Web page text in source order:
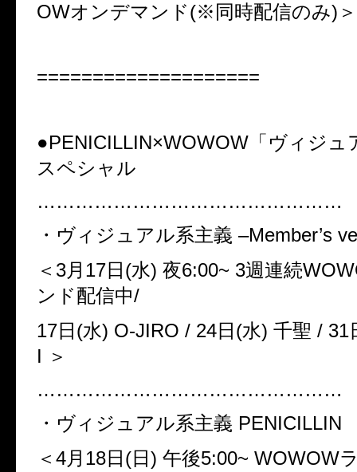
OWオンデマンド(※ 同時配信のみ)＞
====================
●PENICILLIN×WOWOW 「ヴィジ
スペシャル
…………………………………………
・ヴィジュアル系主義 –Member’s
＜3月 17日 (水) 夜6:00~ 3週連続
ンド配信中/
17日 (水) O-JIRO / 24日 (水) 千聖 / 31
I ＞
…………………………………………
・ヴィジュアル系主義 PENICILLIN
＜4月 18日 (日 ) 午後5:00~ WOWOW